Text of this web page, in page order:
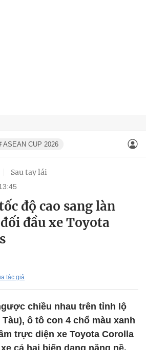
ASEAN CUP 2026
Sau tay lái
độ cao sang làn
đầu xe Toyota
tác giả
chiều nhau trên tỉnh lộ
Tàu), ô tô con 4 chổ màu xanh
trực diện xe Toyota Corolla
cả hai biến dạng nặng nề.